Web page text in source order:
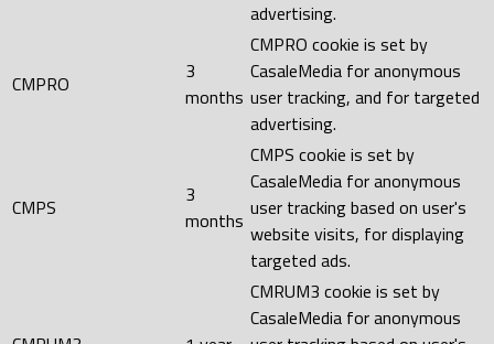
advertising.
CMPRO
3
months
CMPRO cookie is set by
CasaleMedia for anonymous
user tracking, and for targeted
advertising.
CMPS
3
months
CMPS cookie is set by
CasaleMedia for anonymous
user tracking based on user's
website visits, for displaying
targeted ads.
CMRUM3 cookie is set by
CasaleMedia for anonymous